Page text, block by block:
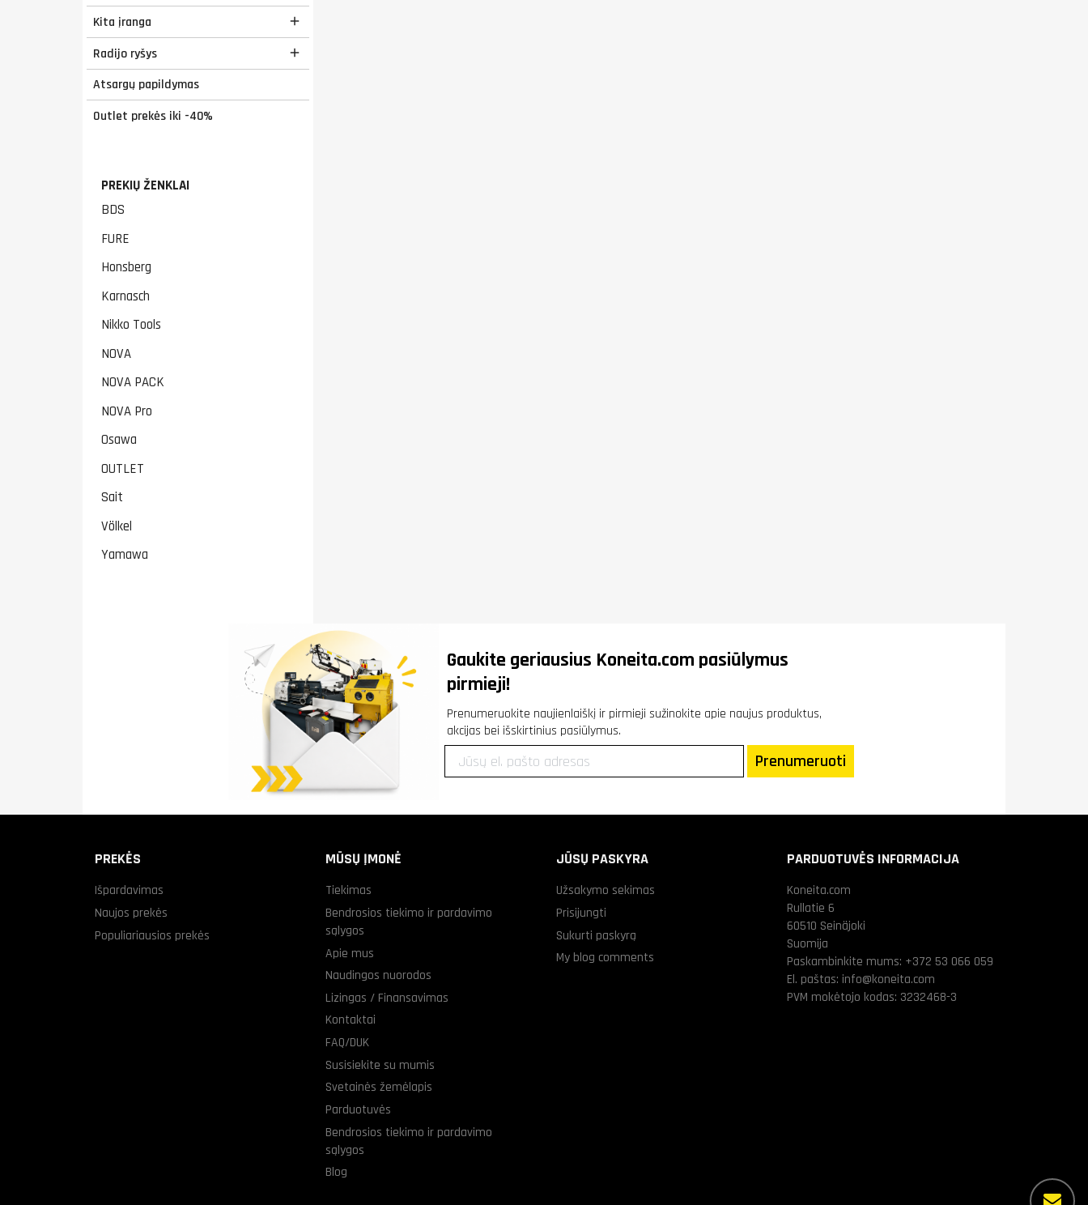
Kita įranga 
Radijo ryšys 
Atsargų papildymas
Outlet prekės iki -40%
PREKIŲ ŽENKLAI
BDS
FURE
Honsberg
Karnasch
Nikko Tools
NOVA
NOVA PACK
NOVA Pro
Osawa
OUTLET
Sait
Völkel
Yamawa
Gaukite geriausius Koneita.com pasiūlymus
pirmieji!
Prenumeruokite naujienlaiškį ir pirmieji sužinokite apie naujus produktus,
akcijas bei išskirtinius pasiūlymus.
Prenumeruoti
PREKĖS
Išpardavimas
Naujos prekės
Populiariausios prekės
MŪSŲ ĮMONĖ
Tiekimas
Bendrosios tiekimo ir pardavimo
sąlygos
Apie mus
Naudingos nuorodos
Lizingas / Finansavimas
Kontaktai
FAQ/DUK
Susisiekite su mumis
Svetainės žemėlapis
Parduotuvės
Bendrosios tiekimo ir pardavimo
sąlygos
Blog
JŪSŲ PASKYRA
Užsakymo sekimas
Prisijungti
Sukurti paskyrą
My blog comments
PARDUOTUVĖS INFORMACIJA
Koneita.com
Rullatie 6
60510 Seinäjoki
Suomija
Paskambinkite mums: +372 53 066 059
El. paštas: info@koneita.com
PVM mokėtojo kodas: 3232468-3